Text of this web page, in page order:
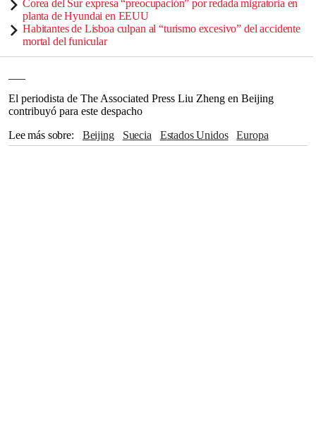
Corea del Sur expresa “preocupación” por redada migratoria en
planta de Hyundai en EEUU
Habitantes de Lisboa culpan al “turismo excesivo” del accidente
mortal del funicular
El periodista de The Associated Press Liu Zheng en Beijing
contribuyó para este despacho
Lee más sobre
Beijing Suecia Estados Unidos
Europa